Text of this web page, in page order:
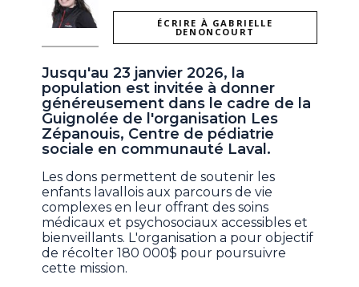
ÉCRIRE À GABRIELLE
DENONCOURT
Jusqu'au 23 janvier 2026, la
population est invitée à donner
généreusement dans le cadre de la
Guignolée de l'organisation Les
Zépanouis, Centre de pédiatrie
sociale en communauté Laval.
Les dons permettent de soutenir les
enfants lavallois aux parcours de vie
complexes en leur offrant des soins
médicaux et psychosociaux accessibles et
bienveillants. L'organisation a pour objectif
de récolter 180 000$ pour poursuivre
cette mission.